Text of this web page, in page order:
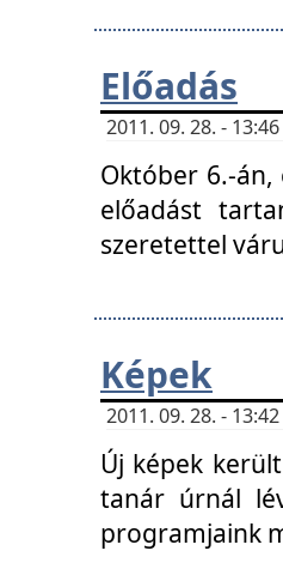
Előadás
2011. 09. 28. -
Október 6.-
előadást
szeretettel
Képek
2011. 09. 28. -
Új képek
tanár úrnál
programjaink